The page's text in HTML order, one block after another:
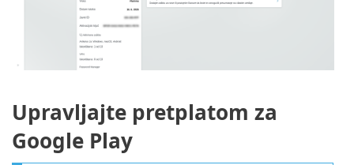
Upravljajte pretplatom za
Google Play